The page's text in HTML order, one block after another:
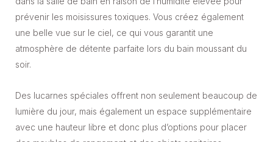
prévenir les moisissures toxiques. Vous créez également
une belle vue sur le ciel, ce qui vous garantit une
atmosphère de détente parfaite lors du bain moussant du
soir.
Des lucarnes spéciales offrent non seulement beaucoup de
lumière du jour, mais également un espace supplémentaire
avec une hauteur libre et donc plus d’options pour placer